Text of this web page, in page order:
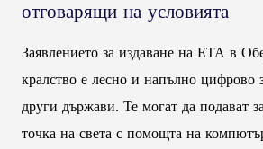
отговарящи на условията
Заявлението за издаване на ЕТА в
кралство е лесно и напълно цифрово
други държави. Те могат да подават
точка на света с помощта на